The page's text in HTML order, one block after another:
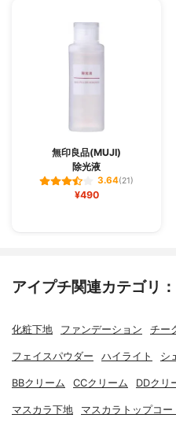
無印良品(MUJI)
除光液
3.64(21)
¥490
アイプチ関連カテゴリ
化粧下地 ファンデーション チー
フェイスパウダー ハイライト シ
BBクリーム CCクリーム DDクリ
マスカラ下地 マスカラトップコー